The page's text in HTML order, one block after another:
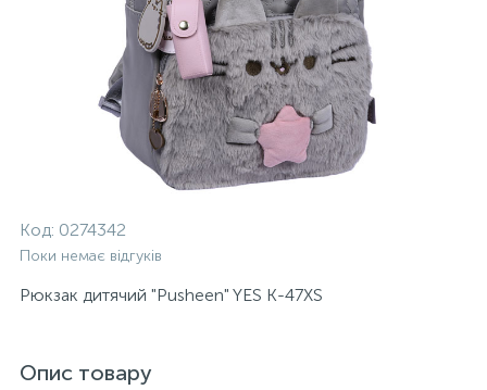
Код: 0274342
Поки немає відгуків
Рюкзак дитячий "Pusheen" YES K-47XS
Опис товару